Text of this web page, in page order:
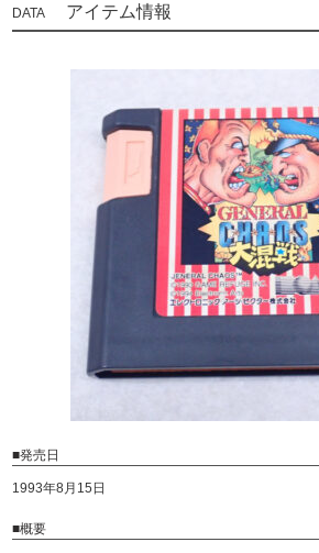
アイテム情報
■発売日
1993年8月15日
■概要